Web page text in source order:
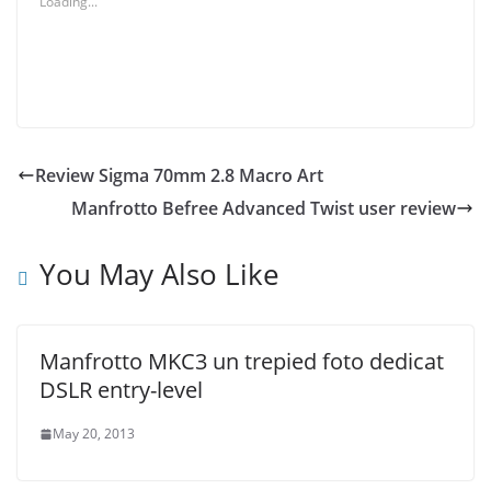
Review Sigma 70mm 2.8 Macro Art
Manfrotto Befree Advanced Twist user review
You May Also Like
Manfrotto MKC3 un trepied foto dedicat
DSLR entry-level
May 20, 2013